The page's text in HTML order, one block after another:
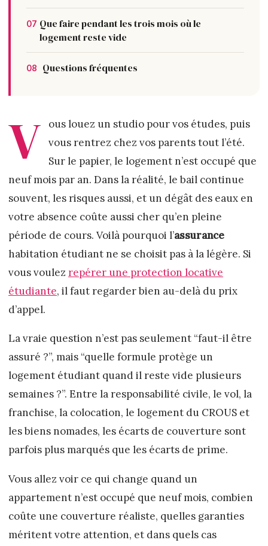
07 Que faire pendant les trois mois où le
logement reste vide
08 Questions fréquentes
V
ous louez un studio pour vos études, puis
vous rentrez chez vos parents tout l’été.
Sur le papier, le logement n’est occupé que
neuf mois par an. Dans la réalité, le bail continue
souvent, les risques aussi, et un dégât des eaux en
votre absence coûte aussi cher qu’en pleine
période de cours. Voilà pourquoi l’assurance
habitation étudiant ne se choisit pas à la légère. Si
vous voulez repérer une protection locative
étudiante, il faut regarder bien au-delà du prix
d’appel.
La vraie question n’est pas seulement “faut-il être
assuré ?”, mais “quelle formule protège un
logement étudiant quand il reste vide plusieurs
semaines ?”. Entre la responsabilité civile, le vol, la
franchise, la colocation, le logement du CROUS et
les biens nomades, les écarts de couverture sont
parfois plus marqués que les écarts de prime.
Vous allez voir ce qui change quand un
appartement n’est occupé que neuf mois, combien
coûte une couverture réaliste, quelles garanties
méritent votre attention, et dans quels cas